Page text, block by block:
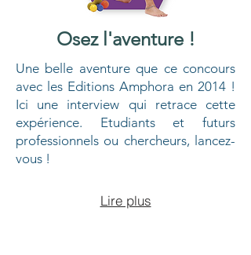
Osez l'aventure !
Une belle aventure que ce concours
avec les Editions Amphora en 2014 !
Ici une interview qui retrace cette
expérience. Etudiants et futurs
professionnels ou chercheurs, lancez-
vous !
Lire plus